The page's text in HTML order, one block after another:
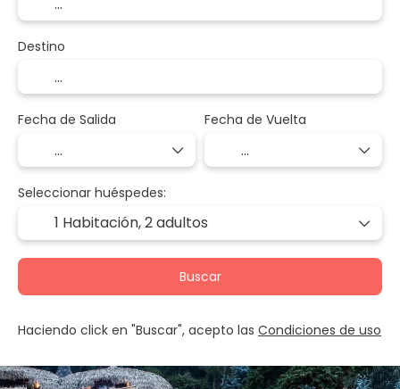
Destino
Fecha de Salida Fecha de Vuelta
Seleccionar huéspedes:
1 Habitación,2 adultos
Buscar
Haciendo click en "Buscar", acepto las Condiciones de uso